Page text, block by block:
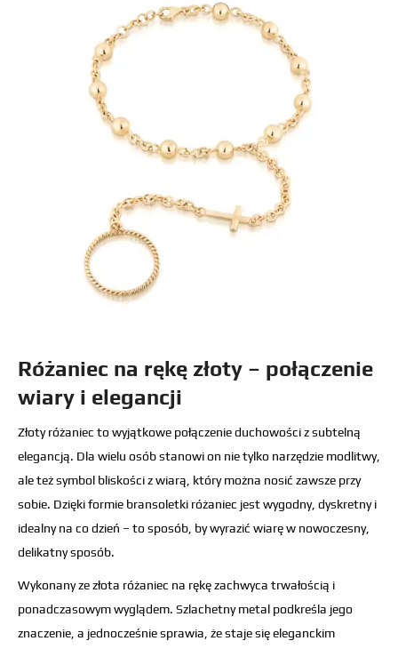
Różaniec na rękę złoty – połączenie
wiary i elegancji
Złoty różaniec to wyjątkowe połączenie duchowości z subtelną
elegancją. Dla wielu osób stanowi on nie tylko narzędzie modlitwy,
ale też symbol bliskości z wiarą, który można nosić zawsze przy
sobie. Dzięki formie bransoletki różaniec jest wygodny, dyskretny i
idealny na co dzień – to sposób, by wyrazić wiarę w nowoczesny,
delikatny sposób.
Wykonany ze złota różaniec na rękę zachwyca trwałością i
ponadczasowym wyglądem. Szlachetny metal podkreśla jego
znaczenie, a jednocześnie sprawia, że staje się eleganckim